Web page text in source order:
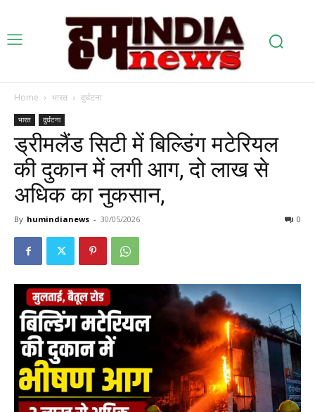
Home भारत दुर्घटना
भारत दुर्घटना
ड्रीमलैंड सिटी में बिल्डिंग मटेरियल
की दुकान में लगी आग, दो लाख से
अधिक का नुकसान,
By humindianews - 30/05/2026 0